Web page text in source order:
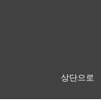
상단으로